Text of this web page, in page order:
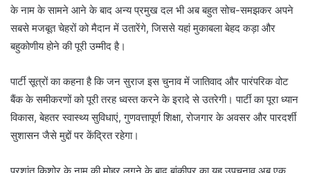
के नाम के सामने आने के बाद अन्य प्रमुख दल भी अब बहुत सोच-समझकर अपने
सबसे मजबूत चेहरों को मैदान में उतारेंगे, जिससे यहां मुकाबला बेहद कड़ा और
बहुकोणीय होने की पूरी उम्मीद है।
पार्टी सूत्रों का कहना है कि जन सुराज इस चुनाव में जातिवाद और पारंपरिक वोट
बैंक के समीकरणों को पूरी तरह ध्वस्त करने के इरादे से उतरेगी। पार्टी का पूरा ध्यान
विकास, बेहतर स्वास्थ्य सुविधाएं, गुणवत्तापूर्ण शिक्षा, रोजगार के अवसर और पारदर्शी
सुशासन जैसे मुद्दों पर केंद्रित रहेगा।